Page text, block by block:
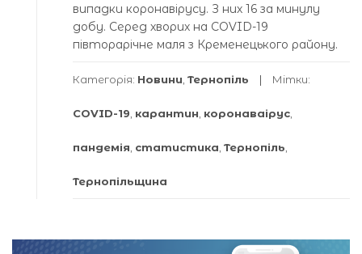
випадки коронавірусу. З них 16 за минулу
добу. Серед хворих на COVID-19
півторарічне маля з Кременецького району.
Категорія: Новини Тернопіль Мітки:
COVID-19 карантин коронаваірус
пандемія статистика Тернопіль
Тернопільщина